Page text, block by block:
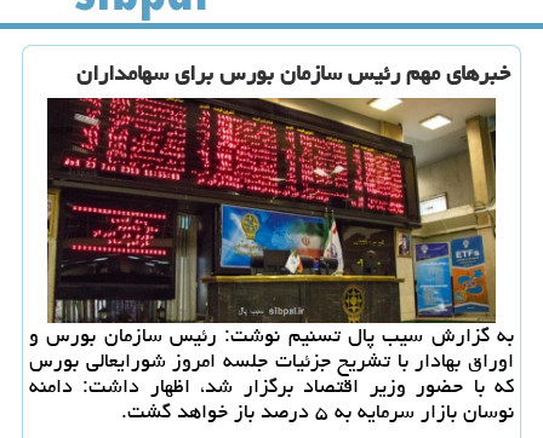
خبرهای مهم رئیس سازمان بورس برای سهامداران
به گزارش سیب پال تسنیم نوشت: رئیس سازمان بورس و
اوراق بهادار با تشریح جزئیات جلسه امروز شورایعالی بورس
كه با حضور وزیر اقتصاد برگزار شد، اظهار داشت: دامنه
نوسان بازار سرمایه به ۵ درصد باز خواهد گشت.